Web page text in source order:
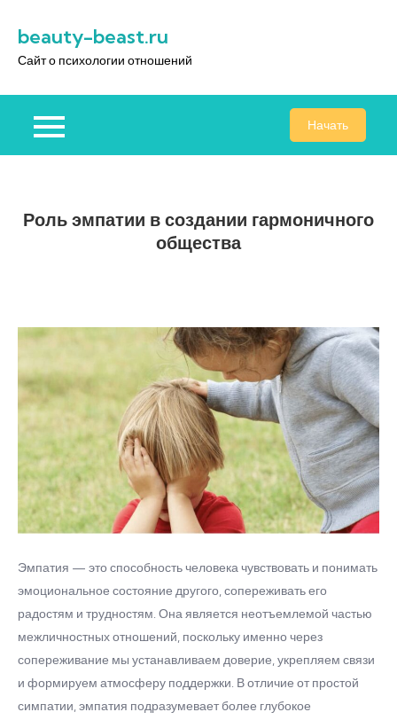
содержимому
beauty-beast.ru
Сайт о психологии отношений
Начать
Роль эмпатии в создании гармоничного
общества
Эмпатия — это способность человека чувствовать и понимать
эмоциональное состояние другого, сопереживать его
радостям и трудностям. Она является неотъемлемой частью
межличностных отношений, поскольку именно через
сопереживание мы устанавливаем доверие, укрепляем связи
и формируем атмосферу поддержки. В отличие от простой
симпатии, эмпатия подразумевает более глубокое